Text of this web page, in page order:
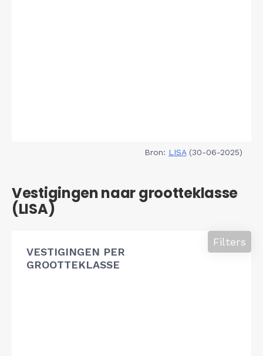
Bron: LISA(30-06-2025)
Vestigingen naar grootteklasse
(LISA)
VESTIGINGEN PER
GROOTTEKLASSE
Filters